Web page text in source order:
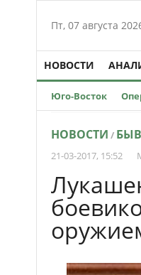
Пт, 07 августа
НОВОСТИ
Юго-Восток
НОВОСТИ /
21-03-2017, 15:52